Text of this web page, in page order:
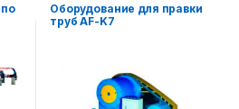
Оборудование для правки
труб AF-K7